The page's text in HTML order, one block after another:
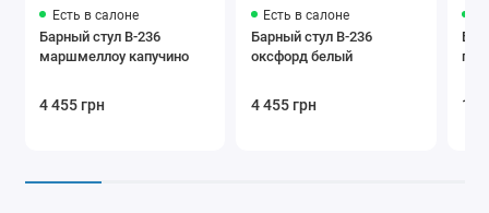
Есть в салоне
Барный стул B-236
маршмеллоу капучино
4 455 грн
Есть в салоне
Барный стул B-236
оксфорд белый
4 455 грн 18